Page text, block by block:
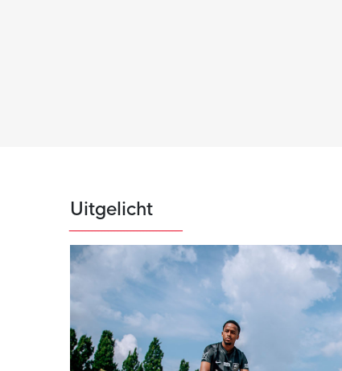
Uitgelicht